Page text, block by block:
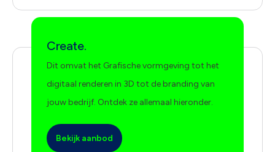
Create.
Dit omvat het Grafische vormgeving tot het
digitaal renderen in 3D tot de branding van
jouw bedrijf. Ontdek ze allemaal hieronder.
Bekijk aanbod